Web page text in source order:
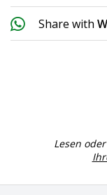
Share with
Lesen